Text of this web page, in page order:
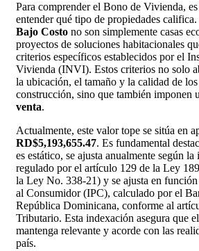
Para comprender el Bono de Vivienda,
entender qué tipo de propiedades
Bajo Costo no son simplemente casas
proyectos de soluciones habitacionales
criterios específicos establecidos por el
Vivienda (INVI). Estos criterios no solo
la ubicación, el tamaño y la calidad de
construcción, sino que también imponen
venta.
Actualmente, este valor tope se sitúa en
RD$5,193,655.47. Es fundamental
es estático, se ajusta anualmente según
regulado por el artículo 129 de la Ley
la Ley No. 338-21) y se ajusta en
al Consumidor (IPC), calculado por el
República Dominicana, conforme al
Tributario. Esta indexación asegura que
mantenga relevante y acorde con las
país.